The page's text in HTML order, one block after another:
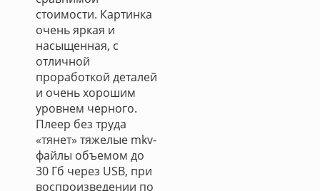
стоимости. Картинка
очень яркая и
насыщенная, с
отличной
проработкой деталей
и очень хорошим
уровнем черного.
Плеер без труда
«тянет» тяжелые mkv-
файлы объемом до
30 Гб через USB, при
воспроизведении по